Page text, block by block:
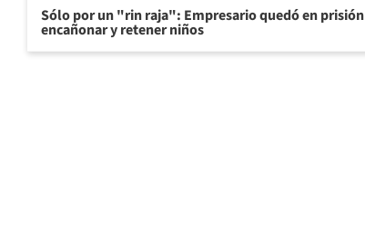
Sólo por un "rin raja": Empresario quedó en
encañonar y retener niños